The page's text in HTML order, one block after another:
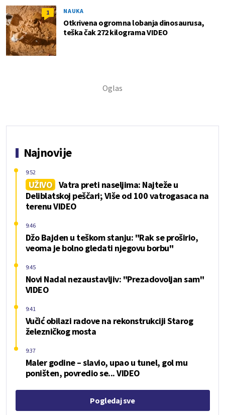
1 NAUKA
Otkrivena ogromna lobanja dinosaurusa,
teška čak 272 kilograma VIDEO
Najnovije
UŽIVO Vatra preti naseljima: Najteže u
Deliblatskoj peščari; Više od 100 vatrogasaca na
terenu VIDEO
9:52
Džo Bajden u teškom stanju: "Rak se proširio,
veoma je bolno gledati njegovu borbu"
9:46
Novi Nadal nezaustavljiv: "Prezadovoljan sam"
VIDEO
9:45
Vučić obilazi radove na rekonstrukciji Starog
železničkog mosta
9:41
Maler godine – slavio, upao u tunel, gol mu
poništen, povredio se... VIDEO
9:37
Pogledaj sve